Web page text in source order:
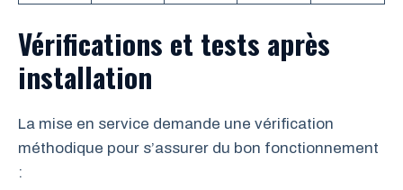
Vérifications et tests après
installation
La mise en service demande une vérification
méthodique pour s’assurer du bon fonctionnement
: